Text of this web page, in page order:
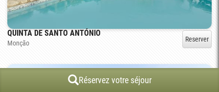
Réservez votre séjour
QUINTA DE SANTO ANTÓNIO
Monção Reserver